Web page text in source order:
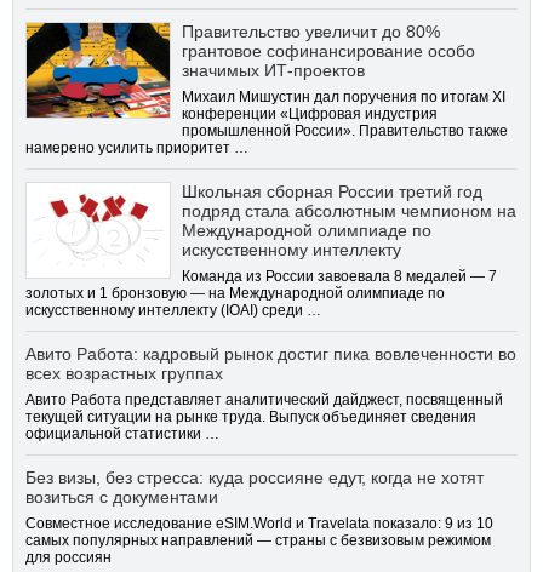
Правительство увеличит до 80%
грантовое софинансирование особо
значимых ИТ-проектов
Михаил Мишустин дал поручения по итогам XI
конференции «Цифровая индустрия
промышленной России». Правительство также
намерено усилить приоритет …
Школьная сборная России третий год
подряд стала абсолютным чемпионом на
Международной олимпиаде по
искусственному интеллекту
Команда из России завоевала 8 медалей — 7
золотых и 1 бронзовую — на Международной олимпиаде по
искусственному интеллекту (IOAI) среди …
Авито Работа: кадровый рынок достиг пика вовлеченности во
всех возрастных группах
Авито Работа представляет аналитический дайджест, посвященный
текущей ситуации на рынке труда. Выпуск объединяет сведения
официальной статистики …
Без визы, без стресса: куда россияне едут, когда не хотят
возиться с документами
Совместное исследование eSIM.World и Travelata показало: 9 из 10
самых популярных направлений — страны с безвизовым режимом
для россиян